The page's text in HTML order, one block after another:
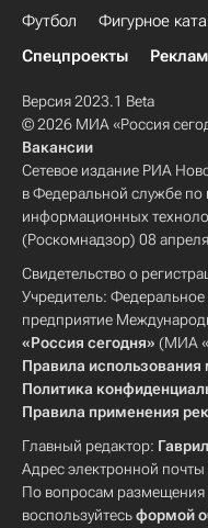
Футбол Фигурное
Спецпроекты
Версия 2023.1 Beta
© 2026 МИА «Россия
Вакансии
Сетевое издание РИА
в Федеральной службе по
информационных
(Роскомнадзор) 08
Свидетельство о
Учредитель: Федеральное
предприятие
«Россия сегодня» (МИА
Правила использования
Политика
Правила применения
Главный редактор:
Адрес электронной почты
По вопросам
воспользуйтесьформой